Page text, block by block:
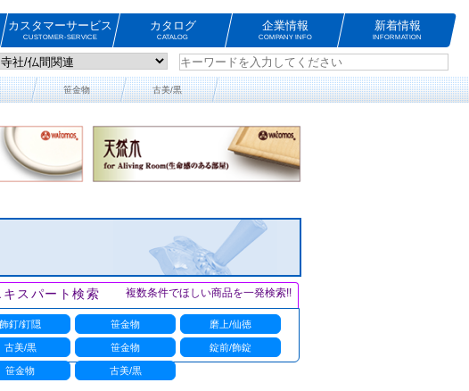
カスタマーサービス
CUSTOMER-SERVICE
カタログ
CATALOG
企業情報
COMPANY INFO
新着情報
INFORMATION
笹金物 古美/黒
キスパート検索 複数条件でほしい商品を一発検索!!
飾釘/釘隠 笹金物 磨上/仙徳
古美/黒 笹金物 錠前/飾錠
笹金物 古美/黒